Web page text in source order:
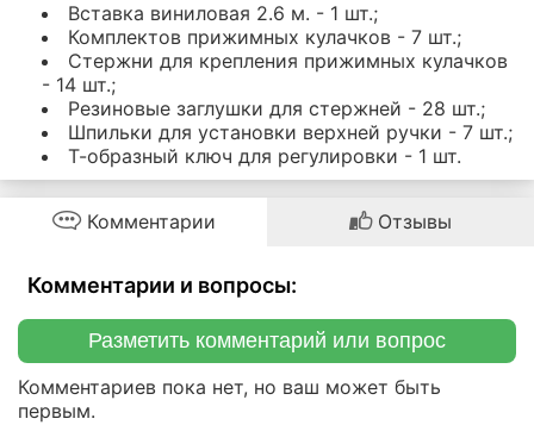
Вставка виниловая 2.6 м. - 1 шт.;
Комплектов прижимных кулачков - 7 шт.;
Стержни для крепления прижимных кулачков
- 14 шт.;
Резиновые заглушки для стержней - 28 шт.;
Шпильки для установки верхней ручки - 7 шт.;
Т-образный ключ для регулировки - 1 шт.
Комментарии Отзывы
Комментарии и вопросы:
Разметить комментарий или вопрос
Комментариев пока нет, но ваш может быть
первым.